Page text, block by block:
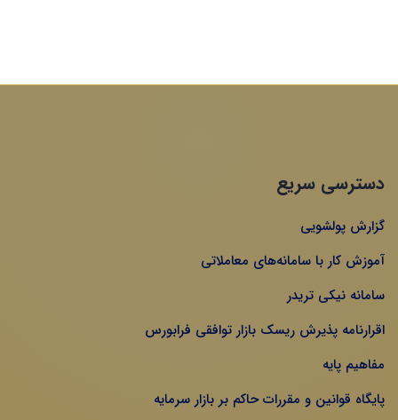
دسترسی سریع
گزارش پولشویی
آموزش کار با سامانه‌های معاملاتی
سامانه نیکی تریدر
اقرارنامه پذیرش ریسک بازار توافقی فرابورس
مفاهیم پایه
پایگاه قوانین و مقررات حاکم بر بازار سرمایه